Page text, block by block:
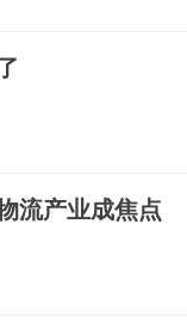
流产业成焦点